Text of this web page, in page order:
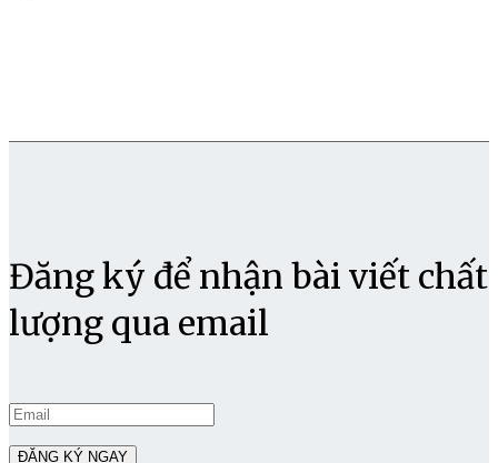
Đăng ký để nhận bài viết chất
lượng qua email